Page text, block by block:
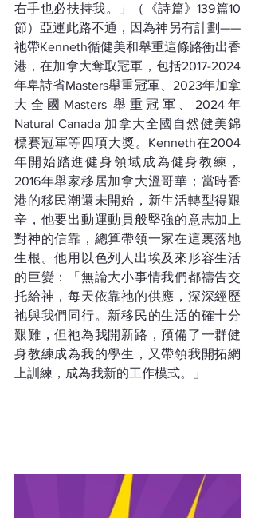
右手也必扶持我。」（《詩篇》139篇10
節）亞運此路不通，因為神另有計劃——
祂帶Kenneth循健美和舉重這條路衝出香
港，在加拿大奪取冠軍，包括2017-2024
年卑詩省Masters舉重冠軍、2023年加拿
大全國Masters 舉重冠軍、2024年
Natural Canada 加拿大全國自然健美錦
標賽冠軍等四項大獎。Kenneth在2004
年開始踏進健身領域成為健身教練，
2016年舉家移居加拿大溫哥華；當時香
港的移民潮還未開始，新生活轉型得艱
辛，他要出動運動員般堅強的意志加上
對神的信靠，總算帶領一家在這裏落地
生根。他用以色列人出埃及來形容生活
的巨變：「無論大小事情我們都禱告交
托給神，每天依靠祂的供應，深深經歷
祂與我們同行。新移民的生活的確十分
艱難，但祂為我開新路，預備了一群健
身教練成為我的學生，又帶領我開拓網
上訓練，成為我新的工作模式。」